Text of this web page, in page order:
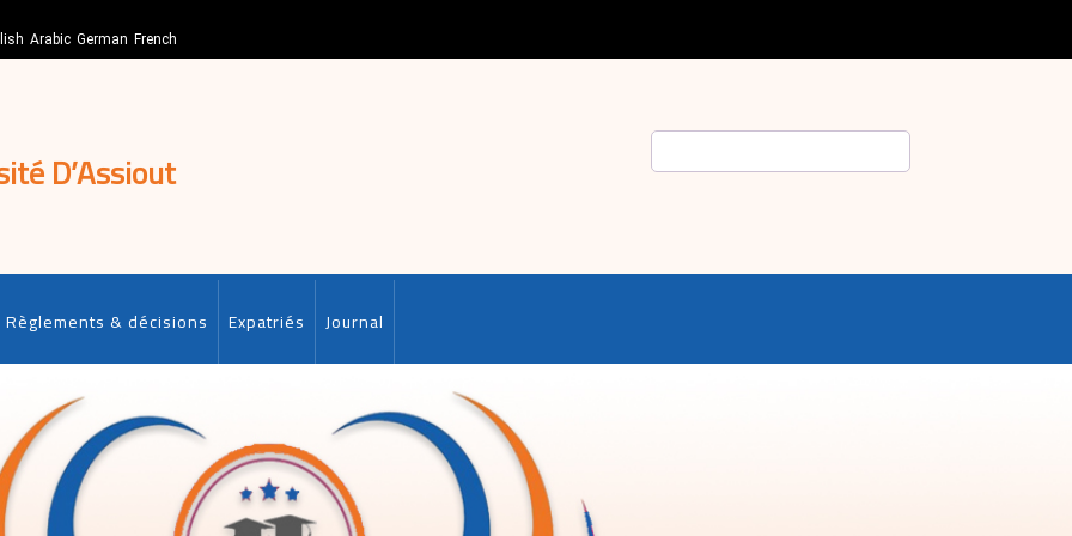
Arabic German French
D’Assiout
Règlements & décisions Expatriés Journal